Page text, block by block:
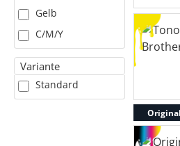
Gelb
C/M/Y
Variante
Standard